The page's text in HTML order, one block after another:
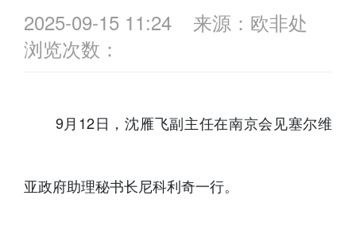
2025-09-15 11:24
来源：欧非处
浏览次数：
9月12日，沈雁飞副主任在南京会见塞尔维
亚政府助理秘书长尼科利奇一行。